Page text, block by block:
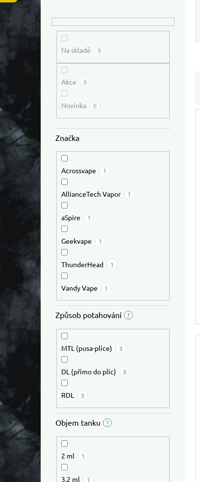
Na skladě 0
Akce 0
Novinka 0
Objem tanku ?
2 ml 1
3,2 ml 1
Značka
Acrossvape 1
AllianceTech Vapor 1
aSpire 1
Geekvape 1
ThunderHead 1
Vandy Vape 1
Způsob potahování ?
MTL (pusa-plíce) 3
DL (přímo do plic) 5
RDL 3